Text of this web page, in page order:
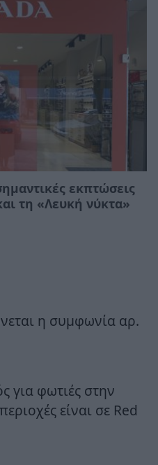
εκπτώσεις
τη «Λευκή νύκτα»
η συμφωνία αρ.
για φωτιές στην
είναι σε Red